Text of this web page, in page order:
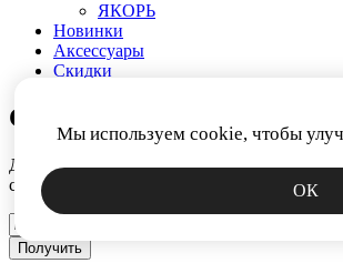
Мы используем cookie, чтобы
ОК
ЯКОРЬ
Новинки
Аксессуары
Скидки
СКИДКА 15%
Дарим промокод за подписку на новости.
скидках, коллекциях и спецпредложениях.
Получить